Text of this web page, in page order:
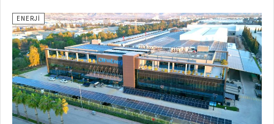
ENERJI